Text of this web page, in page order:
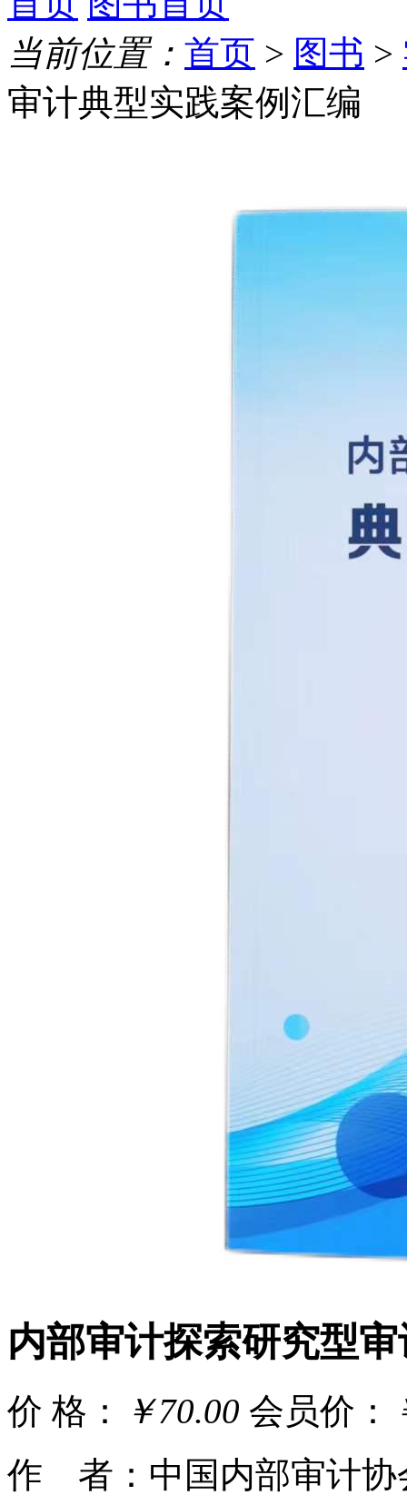
当前位置： 首页 > 图书 >
审计典型实践案例汇编
内部审计探索研究型
价 格： ￥70.00 会员价：
作 者：中国内部审计协